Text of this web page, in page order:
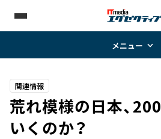
メニュー
関連情報
荒れ模様の日本、
いくのか？